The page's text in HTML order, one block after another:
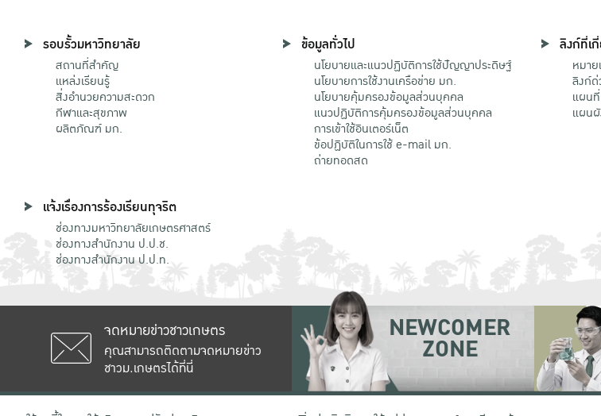
รอบรั้วมหาวิทยาลัย
สถานที่สำคัญ
แหล่งเรียนรู้
สิ่งอำนวยความสะดวก
กีฬาและสุขภาพ
ผลิตภัณฑ์ มก.
ข้อมูลทั่วไป
นโยบายและแนวปฏิบัติการใช้ปัญญาประดิษฐ์
นโยบายการใช้งานเครือข่าย มก.
นโยบายคุ้มครองข้อมูลส่วนบุคคล
แนวปฏิบัติการคุ้มครองข้อมูลส่วนบุคคล
การเข้าใช้อินเตอร์เน็ต
ข้อปฏิบัติในการใช้ e-mail มก.
ถ่ายทอดสด
ลิงก์ที่เ
หมา
ลิงก์
แผน
แผนผั
แจ้งเรื่องการร้องเรียนทุจริต
ช่องทางมหาวิทยาลัยเกษตรศาสตร์
ช่องทางสำนักงาน ป.ป.ช.
ช่องทางสำนักงาน ป.ป.ท.
จดหมายข่าวชาวเกษตร
คุณสามารถติดตามจดหมายข่าว
ชาวม.เกษตรได้ที่นี่
NEWCOMER
ZONE